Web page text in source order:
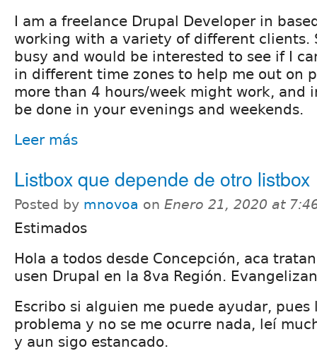
I am a freelance Drupal Developer in
working with a variety of different clients.
busy and would be interested to see if I
in different time zones to help me out on
more than 4 hours/week might work, and
be done in your evenings and weekends.
Leer más
Listbox que depende de otro listbox
Posted by mnovoa on Enero 21, 2020 at
Estimados
Hola a todos desde Concepción, aca
usen Drupal en la 8va Región.
Escribo si alguien me puede ayudar,
problema y no se me ocurre nada, leí
y aun sigo estancado.